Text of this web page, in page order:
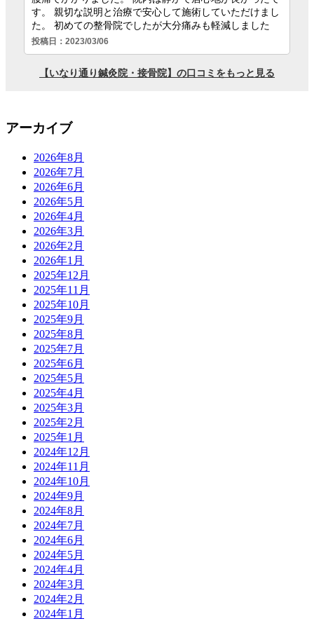
アーカイブ
2026年8月
2026年7月
2026年6月
2026年5月
2026年4月
2026年3月
2026年2月
2026年1月
2025年12月
2025年11月
2025年10月
2025年9月
2025年8月
2025年7月
2025年6月
2025年5月
2025年4月
2025年3月
2025年2月
2025年1月
2024年12月
2024年11月
2024年10月
2024年9月
2024年8月
2024年7月
2024年6月
2024年5月
2024年4月
2024年3月
2024年2月
2024年1月